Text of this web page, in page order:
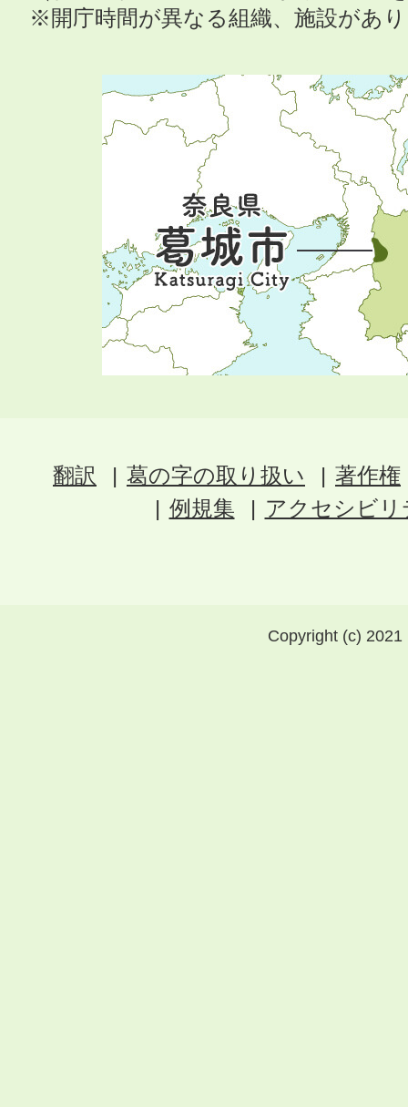
※開庁時間が異なる組織、施設があ
翻訳 葛の字の取り扱い
著作権
例規集
アクセシビ
Copyright (c)